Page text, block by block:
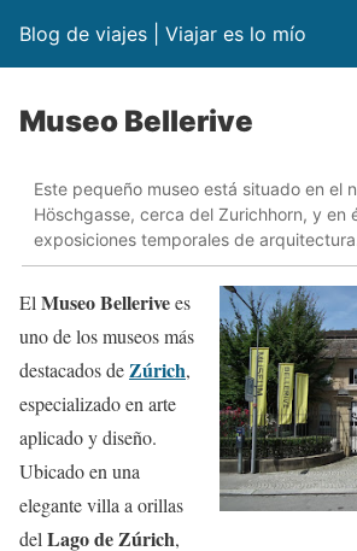
Blog de viajes | Viajar es lo mío
Museo Bellerive
Este pequeño museo está situado en el
Höschgasse, cerca del Zurichhorn, y en
exposiciones temporales de
El Museo Bellerivees
uno de los museos más
destacados deZúrich,
especializado en arte
aplicado y diseño.
Ubicado en una
elegante villa a orillas
del Lago de Zúrich,